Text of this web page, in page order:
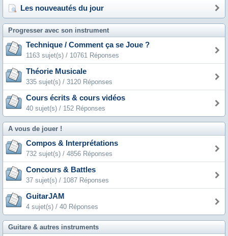
Les nouveautés du jour
Progresser avec son instrument
Technique / Comment ça se Joue ?
1163 sujet(s) / 10761 Réponses
Théorie Musicale
335 sujet(s) / 3120 Réponses
Cours écrits & cours vidéos
40 sujet(s) / 152 Réponses
A vous de jouer !
Compos & Interprétations
732 sujet(s) / 4856 Réponses
Concours & Battles
37 sujet(s) / 1087 Réponses
GuitarJAM
4 sujet(s) / 40 Réponses
Guitare & autres instruments